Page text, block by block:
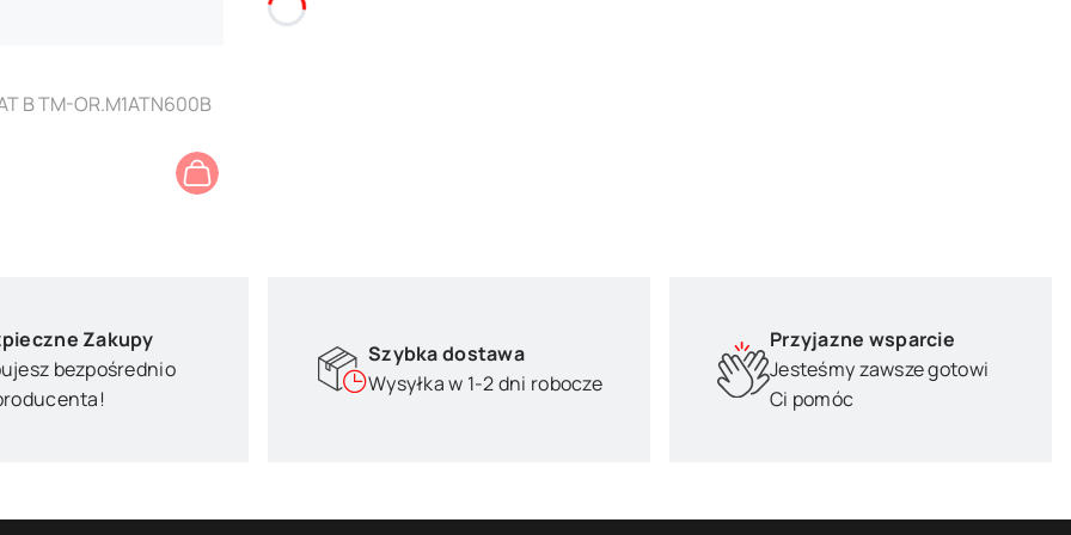
B TM-OR.M1ATN600B
Zakupy
bezpośrednio
Szybka dostawa
Wysyłka w 1-2 dni robocze
Przyjazne wsparcie
Jesteśmy zawsze gotowi
Ci pomóc